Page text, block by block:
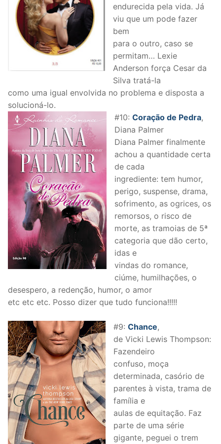
endurecida pela vida. Já
viu que um pode fazer
bem
para o outro, caso se
permitam… Lexie
Anderson força Cesar da
Silva tratá-la
como uma igual envolvida no problema e disposta a
solucioná-lo.
#10: Coração de Pedra,
Diana Palmer
Diana Palmer finalmente
achou a quantidade certa
de cada
ingrediente: tem humor,
perigo, suspense, drama,
sofrimento, as ogrices, os
remorsos, o risco de
morte, as tramoias de 5ª
categoria que dão certo,
idas e
vindas do romance,
ciúme, humilhações, o
desespero, a redenção, humor, o amor
etc etc etc. Posso dizer que tudo funciona!!!!!
#9: Chance,
de Vicki Lewis Thompson:
Fazendeiro
confuso, moça
determinada, casório de
parentes à vista, trama de
família e
aulas de equitação. Faz
parte de uma série
gigante, peguei o trem